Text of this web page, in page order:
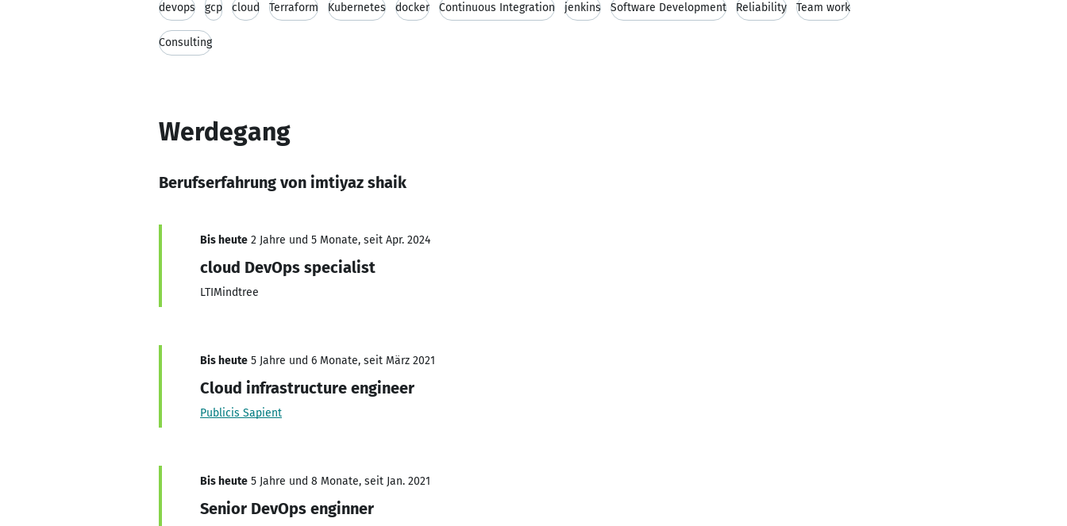
devops gcp cloud Terraform Kubernetes docker Continuous Integration jenkins Software Development Reliability Team work
Consulting
Werdegang
Berufserfahrung von imtiyaz shaik
Bis heute 2 Jahre und 5 Monate, seit Apr. 2024
cloud DevOps specialist
LTIMindtree
Bis heute 5 Jahre und 6 Monate, seit März 2021
Cloud infrastructure engineer
Publicis Sapient
Bis heute 5 Jahre und 8 Monate, seit Jan. 2021
Senior DevOps enginner